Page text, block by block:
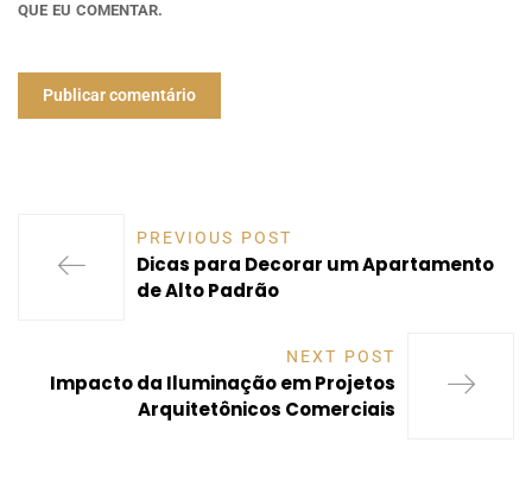
QUE EU COMENTAR.
PREVIOUS POST
Dicas para Decorar um Apartamento
de Alto Padrão
NEXT POST
Impacto da Iluminação em Projetos
Arquitetônicos Comerciais